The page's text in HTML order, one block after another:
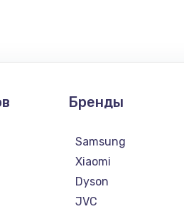
Бренды
Samsung
Xiaomi
Dyson
JVC